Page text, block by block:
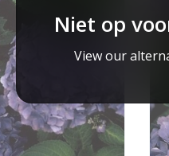
Niet op
View our